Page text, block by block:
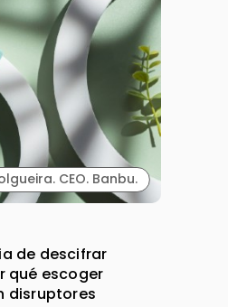
CEO. Banbu.
de descifrar
qué escoger
disruptores